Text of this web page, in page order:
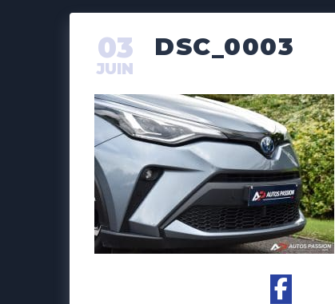
DSC_0003
03
JUIN